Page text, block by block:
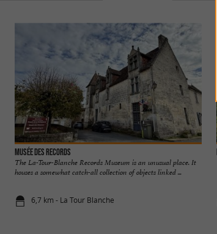
Musée des records
The La-Tour-Blanche Records Museum is an unusual place. It
houses a somewhat catch-all collection of objects linked ...
6,7 km - La Tour Blanche